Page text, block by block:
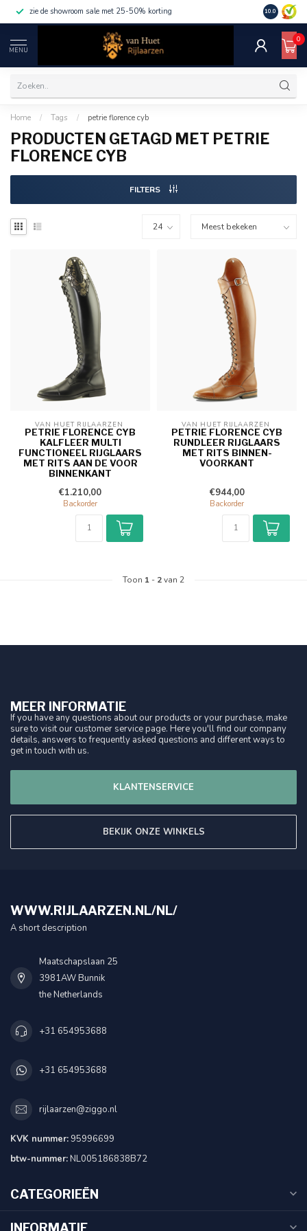
zie de showroom sale met 25-50% korting 10.0
MENU
0
Home / Tags / petrie florence cyb
PRODUCTEN GETAGD MET PETRIE
FLORENCE CYB
FILTERS
VAN HUET RIJLAARZEN
PETRIE FLORENCE CYB
KALFLEER MULTI
FUNCTIONEEL RIJGLAARS
MET RITS AAN DE VOOR
BINNENKANT
€1.210,00
Backorder
VAN HUET RIJLAARZEN
PETRIE FLORENCE CYB
RUNDLEER RIJGLAARS
MET RITS BINNEN-
VOORKANT
€944,00
Backorder
Toon 1 - 2van 2
MEER INFORMATIE
If you have any questions about our products or your purchase, make
sure to visit our customer service page. Here you'll find our company
details, answers to frequently asked questions and different ways to
get in touch with us.
KLANTENSERVICE
BEKIJK ONZE WINKELS
WWW.RIJLAARZEN.NL/NL/
A short description
Maatschapslaan 25
3981AW Bunnik
the Netherlands
+31 654953688
+31 654953688
rijlaarzen@ziggo.nl
KVK nummer:95996699
btw-nummer:NL005186838B72
CATEGORIEËN
INFORMATIE